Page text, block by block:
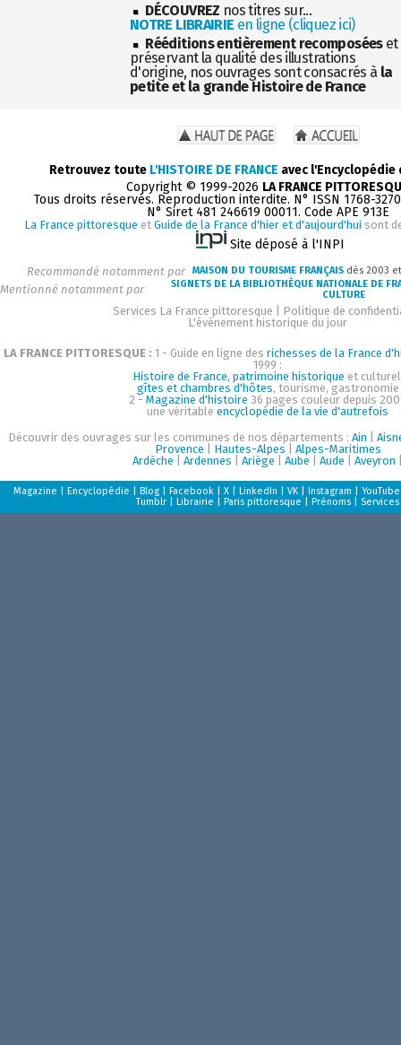
DÉCOUVREZ nos titres sur...
NOTRE LIBRAIRIE en ligne (cliquez ici)
Rééditions entièrement recomposéeset
préservant la qualité des illustrations
d'origine, nos ouvrages sont consacrés à la
petite et la grande Histoire de France
Retrouvez toute L'HISTOIRE DE FRANCE avec
Copyright © 1999-2026 LA FRANCE
Tous droits réservés. Reproduction interdite. N° ISSN 1768-
N° Siret 481 246619 00011. Code APE 913E
La France pittoresque et Guide de la France d'hier et d'aujourd'hui sont
Site déposé à l'INPI
Recommandé notamment par MAISON DU TOURISME FRANÇAIS dès 2003
Mentionné notamment par
SIGNETS DE LA BIBLIOTHÈQUE NATIONALE DE
CULTURE
Services La France pittoresque
Politique de
L'événement historique du jour
LA FRANCE PITTORESQUE : 1 - Guide en ligne des richesses de la France
1999 :
Histoire de France, patrimoine historique et
gîtes et chambres d'hôtes, tourisme, gastronomie
2 - Magazine d'histoire 36 pages couleur depuis
une véritableencyclopédie de la vie d'autrefois
Découvrir des ouvrages sur les communes de nos départements :Ain |
Provence
Hautes-Alpes
Alpes-Maritimes
Ardèche |Ardennes |Ariège |Aube |Aude |Aveyron
Magazine |Encyclopédie |Blog |Facebook |X |LinkedIn |VK |Instagram |YouTube
Tumblr |Librairie |Paris pittoresque |Prénoms Services